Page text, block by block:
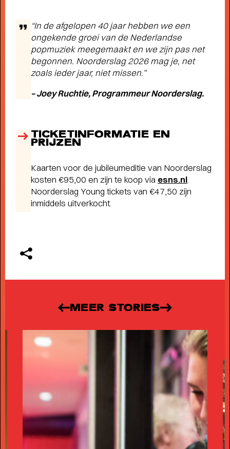
Short story
WAAROM MEMBER WORDEN? - Als
member steun je ons én profiteer je van veel
voordelen, zoals voorrang bij de kaartverkoop.
FAMILIE VOORSTELLINGEN VOOR
Schuif aan bij SPOT voor het mooiste jeugdtheater!
“In de afgelopen 40 jaar hebben we een
ongekende groei van de Nederlandse
popmuziek meegemaakt en we zijn pas net
begonnen. Noorderslag 2026 mag je, net
zoals ieder jaar, niet missen.”
– Joey Ruchtie, Programmeur Noorderslag.
TICKETINFORMATIE EN
PRIJZEN
Kaarten voor de jubileumeditie van Noorderslag
kosten €95,00 en zijn te koop via esns.nl
Noorderslag Young tickets van €47,50 zijn
inmiddels uitverkocht.
MEER STORIES